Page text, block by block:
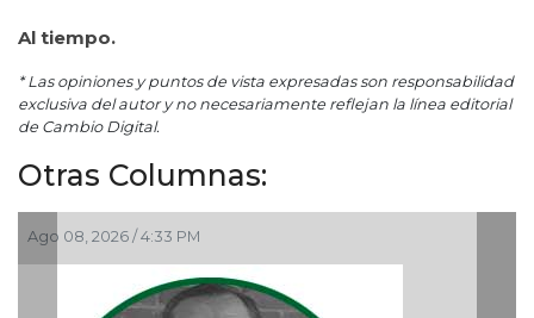
Al tiempo.
* Las opiniones y puntos de vista expresadas son responsabilidad
exclusiva del autor y no necesariamente reflejan la línea editorial
de Cambio Digital.
Otras Columnas:
Ago 06, 2026 / 12:48 PM